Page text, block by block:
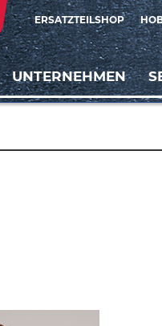
ERSATZTEILSHOP
UNTERNEHMEN